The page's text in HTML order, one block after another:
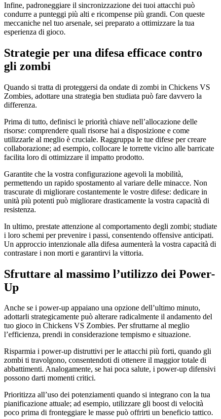
Infine, padroneggiare il sincronizzazione dei tuoi attacchi può
condurre a punteggi più alti e ricompense più grandi. Con queste
meccaniche nel tuo arsenale, sei preparato a ottimizzare la tua
esperienza di gioco.
Strategie per una difesa efficace contro
gli zombi
Quando si tratta di proteggersi da ondate di zombi in Chickens VS
Zombies, adottare una strategia ben studiata può fare davvero la
differenza.
Prima di tutto, definisci le priorità chiave nell’allocazione delle
risorse: comprendere quali risorse hai a disposizione e come
utilizzarle al meglio è cruciale. Raggruppa le tue difese per creare
collaborazione; ad esempio, collocare le torrette vicino alle barricate
facilita loro di ottimizzare il impatto prodotto.
Garantite che la vostra configurazione agevoli la mobilità,
permettendo un rapido spostamento al variare delle minacce. Non
trascurate di migliorare costantemente le vostre difese: dedicare in
unità più potenti può migliorare drasticamente la vostra capacità di
resistenza.
In ultimo, prestate attenzione al comportamento degli zombi; studiate
i loro schemi per prevenire i passi, consentendo offensive anticipati.
Un approccio intenzionale alla difesa aumenterà la vostra capacità di
contrastare i non morti e garantirvi la vittoria.
Sfruttare al massimo l’utilizzo dei Power-
Up
Anche se i power-up appaiano una opzione dell’ultimo minuto,
adottarli strategicamente può alterare radicalmente il andamento del
tuo gioco in Chickens VS Zombies. Per sfruttarne al meglio
l’efficienza, prendi in considerazione tempismo e situazione.
Risparmia i power-up distruttivi per le attacchi più forti, quando gli
zombi ti travolgono, consentendoti di ottenere il maggior totale di
abbattimenti. Analogamente, se hai poca salute, i power-up difensivi
possono darti momenti critici.
Prioritizza all’uso dei potenziamenti quando si integrano con la tua
pianificazione attuale; ad esempio, utilizzare gli boost di velocità
poco prima di fronteggiare le masse può offrirti un beneficio tattico.